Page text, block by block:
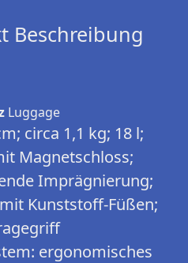
Beschreibung
Luggage
circa 1,1 kg; 18 l;
Magnetschloss;
Imprägnierung;
Kunststoff-Füßen;
ergonomisches